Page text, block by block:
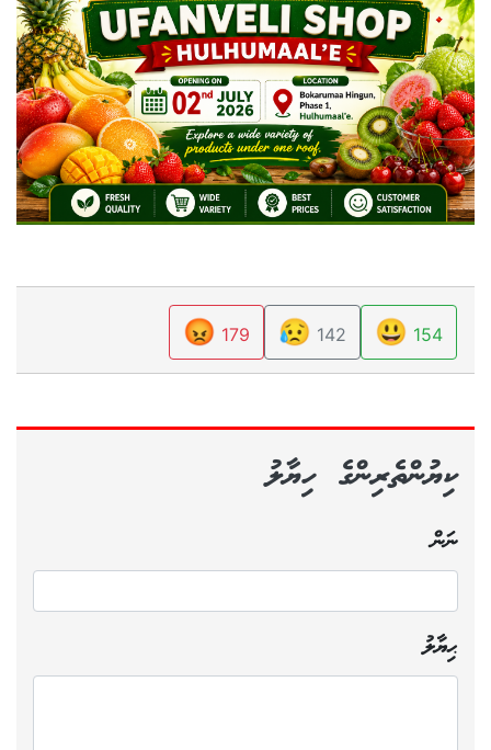
154
😃
142
😥
179
😡
ކިޔުންތެރިންގެ ހިޔާލު
ނަން
ޙިޔާލު